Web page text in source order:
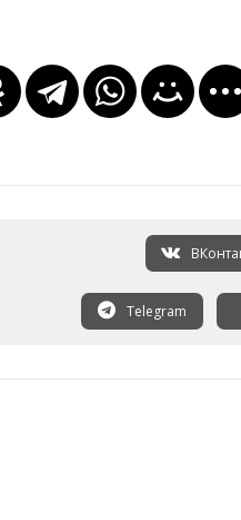
Telegram